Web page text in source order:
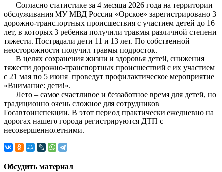
Согласно статистике за 4 месяца 2026 года на территории
обслуживания МУ МВД России «Орское» зарегистрировано 3
дорожно-транспортных происшествия с участием детей до 16
лет, в которых 3 ребенка получили травмы различной степени
тяжести. Пострадали дети 11 и 13 лет. По собственной
неосторожности получил травмы подросток.
В целях сохранения жизни и здоровья детей, снижения
тяжести дорожно-транспортных происшествий с их участием
с 21 мая по 5 июня проведут профилактическое мероприятие
«Внимание: дети!».
Лето – самое счастливое и беззаботное время для детей, но
традиционно очень сложное для сотрудников
Госавтоинспекции. В этот период практически ежедневно на
дорогах нашего города регистрируются ДТП с
несовершеннолетними.
Обсудить материал